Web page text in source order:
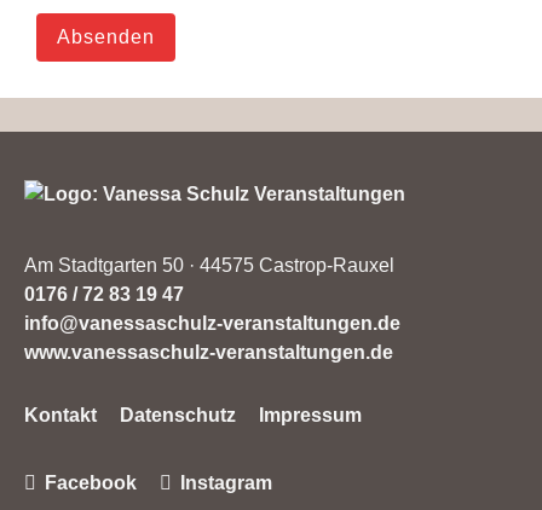
Absenden
Am Stadtgarten 50 · 44575 Castrop-Rauxel
0176 / 72 83 19 47
info@vanessaschulz-veranstaltungen.de
www.vanessaschulz-veranstaltungen.de
überspringen
Kontakt Datenschutz Impressum
Facebook Instagram